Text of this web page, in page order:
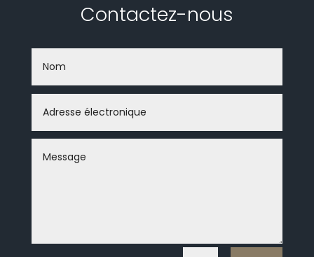
Contactez-nous